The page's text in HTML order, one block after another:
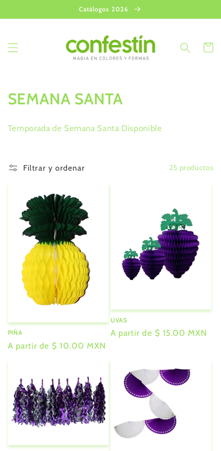
al contenido
Catálogos 2026
Carrito
C
SEMANA SANTA
Temporada de Semana Santa Disponible
Filtrar y ordenar 25 productos
PIÑA
Precio
A partir de $ 10.00 MXN
UVAS
Precio
A partir de $ 15.00 MXN